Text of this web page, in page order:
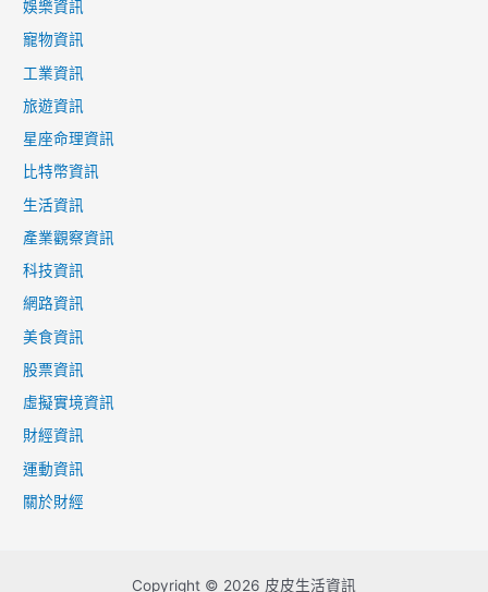
娛樂資訊
寵物資訊
工業資訊
旅遊資訊
星座命理資訊
比特幣資訊
生活資訊
產業觀察資訊
科技資訊
網路資訊
美食資訊
股票資訊
虛擬實境資訊
財經資訊
運動資訊
關於財經
Copyright © 2026 皮皮生活資訊